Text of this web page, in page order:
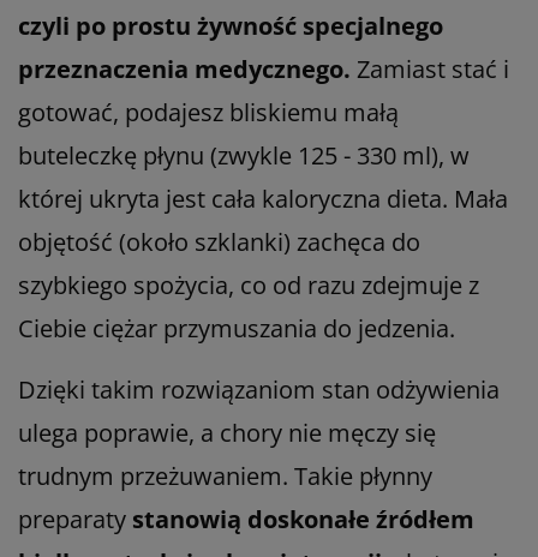
czyli po prostu żywność specjalnego
przeznaczenia medycznego. Zamiast stać i
gotować, podajesz bliskiemu małą
buteleczkę płynu (zwykle 125 - 330 ml), w
której ukryta jest cała kaloryczna dieta. Mała
objętość (około szklanki) zachęca do
szybkiego spożycia, co od razu zdejmuje z
Ciebie ciężar przymuszania do jedzenia.
Dzięki takim rozwiązaniom stan odżywienia
ulega poprawie, a chory nie męczy się
trudnym przeżuwaniem. Takie płynny
preparaty stanowią doskonałe źródłem